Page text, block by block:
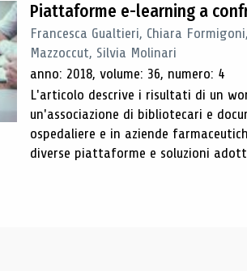
Piattaforme e-learning a
Francesca Gualtieri, Chiara
Mazzoccut, Silvia Molinari
anno: 2018, volume: 36, numero: 4
L'articolo descrive i risultati di un
un'associazione di bibliotecari e
ospedaliere e in aziende
diverse piattaforme e soluzioni